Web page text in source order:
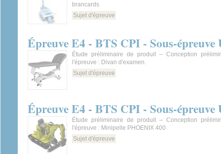
brancards
Sujet d'épreuve
Épreuve E4 - BTS CPI - Sous-
Étude préliminaire de produit – Conception
l'épreuve : Divan d'examen.
Sujet d'épreuve
Épreuve E4 - BTS CPI - Sous-épreuve
Étude préliminaire de produit – Conception
l'épreuve : Minipelle PHOENIX 400
Sujet d'épreuve